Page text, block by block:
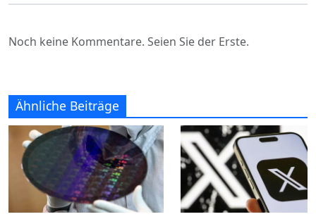
Noch keine Kommentare. Seien Sie der Erste.
Ähnliche Beiträge